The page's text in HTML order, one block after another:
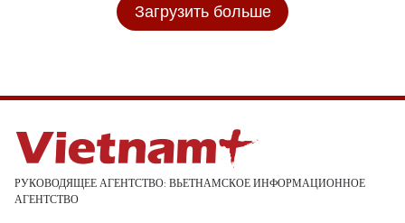
Загрузить больше
РУКОВОДЯЩЕЕ АГЕНТСТВО: ВЬЕТНАМСКОЕ ИНФОРМАЦИОННОЕ
АГЕНТСТВО